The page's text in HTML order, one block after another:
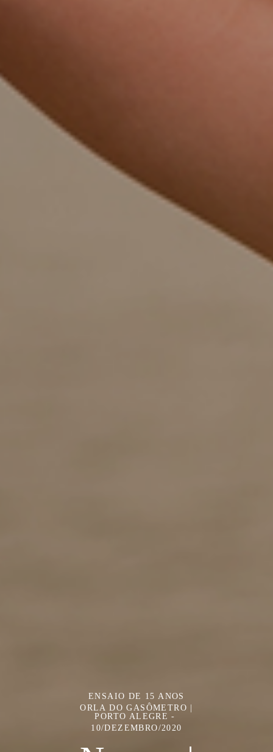
ENSAIO DE 15 ANOS
ORLA DO GASÔMETRO |
PORTO ALEGRE
10/DEZEMBRO/2020